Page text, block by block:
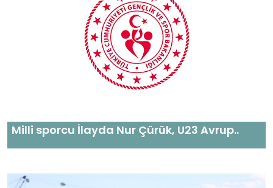
Milli sporcu İlayda Nur Çürük, U23 Avrup..